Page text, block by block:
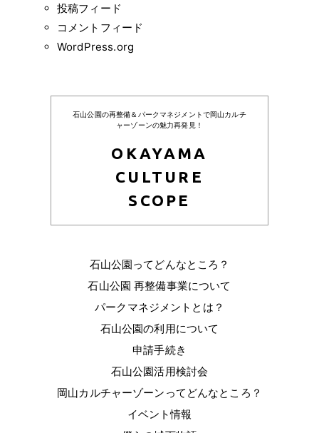
投稿フィード
コメントフィード
WordPress.org
石山公園の再整備＆パークマネジメントで岡山カルチ
ャーゾーンの魅力再発見！
OKAYAMA
CULTURE
SCOPE
石山公園ってどんなところ？
石山公園 再整備事業について
パークマネジメントとは？
石山公園の利用について
申請手続き
石山公園活用検討会
岡山カルチャーゾーンってどんなところ？
イベント情報